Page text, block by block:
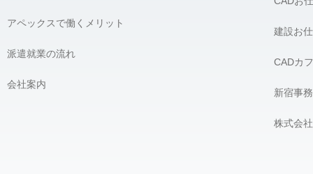
アペックスで働くメリット
派遣就業の流れ
会社案内
建設お
CADカ
新宿事
株式会